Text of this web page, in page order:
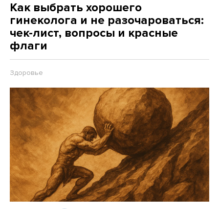
Как выбрать хорошего
гинеколога и не разочароваться:
чек-лист, вопросы и красные
флаги
Здоровье